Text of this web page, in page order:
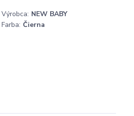
Výrobca: NEW BABY
Farba: Čierna